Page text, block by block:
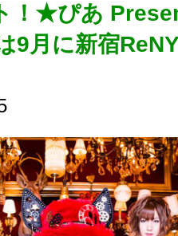
！★ぴあ
9月に新宿